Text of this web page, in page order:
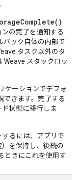
の完了を通知する
バック自体の内部で
タスク以外のタ
Weave スタックロッ
ケーションでデフォ
できます。完了する
状態に移行しま
るには、アプリで
を保持し、後続の
ときにこれを使用す